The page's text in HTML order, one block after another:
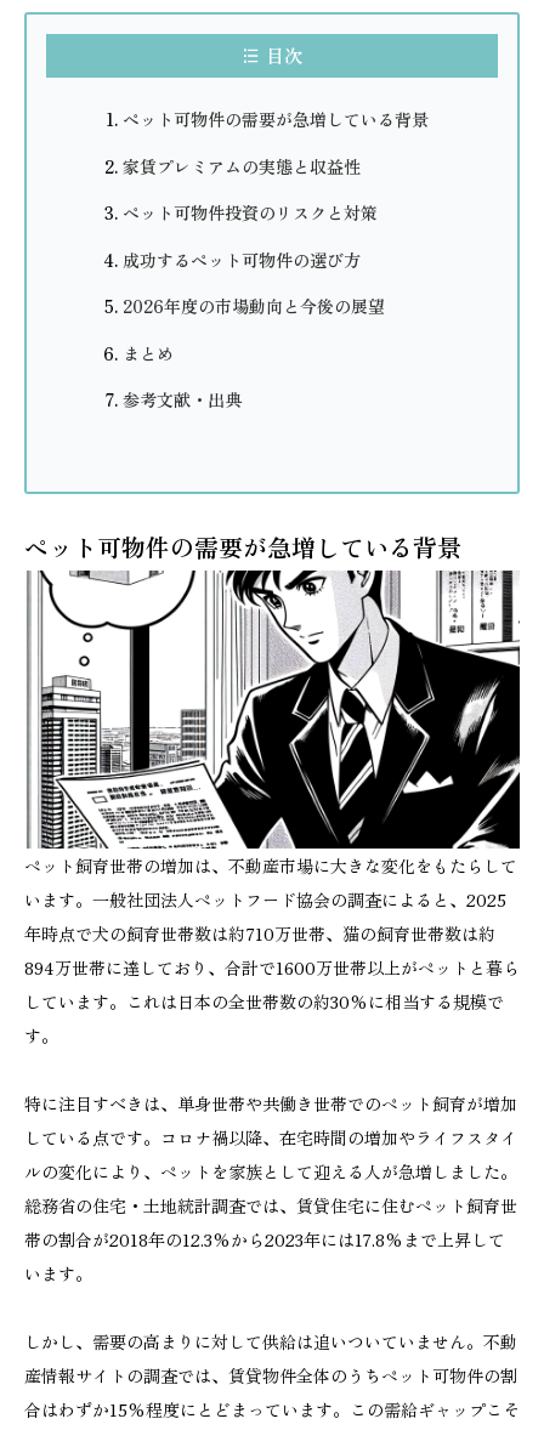
目次
ペット可物件の需要が急増している背景
家賃プレミアムの実態と収益性
ペット可物件投資のリスクと対策
成功するペット可物件の選び方
2026年度の市場動向と今後の展望
まとめ
参考文献・出典
ペット可物件の需要が急増している背景
ペット飼育世帯の増加は、不動産市場に大きな変化をもたらして
います。一般社団法人ペットフード協会の調査によると、2025
年時点で犬の飼育世帯数は約710万世帯、猫の飼育世帯数は約
894万世帯に達しており、合計で1600万世帯以上がペットと暮ら
しています。これは日本の全世帯数の約30%に相当する規模で
す。
特に注目すべきは、単身世帯や共働き世帯でのペット飼育が増加
している点です。コロナ禍以降、在宅時間の増加やライフスタイ
ルの変化により、ペットを家族として迎える人が急増しました。
総務省の住宅・土地統計調査では、賃貸住宅に住むペット飼育世
帯の割合が2018年の12.3%から2023年には17.8%まで上昇して
います。
しかし、需要の高まりに対して供給は追いついていません。不動
産情報サイトの調査では、賃貸物件全体のうちペット可物件の割
合はわずか15%程度にとどまっています。この需給ギャップこそ